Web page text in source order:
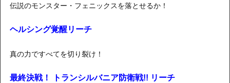
伝説のモンスター・フェニックスを落とせるか！
ヘルシング覚醒リーチ
真の力ですべてを切り裂け！
最終決戦！ トランシルバニア防衛戦!! リーチ